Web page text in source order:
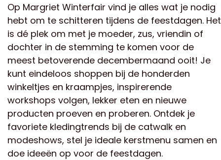
Op Margriet Winterfair vind je alles wat je nodig
hebt om te schitteren tijdens de feestdagen. Het
is dé plek om met je moeder, zus, vriendin of
dochter in de stemming te komen voor de
meest betoverende decembermaand ooit! Je
kunt eindeloos shoppen bij de honderden
winkeltjes en kraampjes, inspirerende
workshops volgen, lekker eten en nieuwe
producten proeven en proberen. Ontdek je
favoriete kledingtrends bij de catwalk en
modeshows, stel je ideale kerstmenu samen en
doe ideeën op voor de feestdagen.